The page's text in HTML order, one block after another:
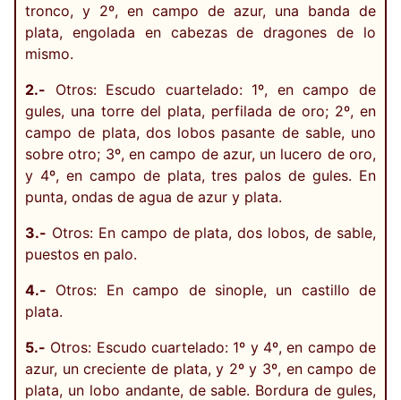
tronco, y 2º, en campo de azur, una banda de
plata, engolada en cabezas de dragones de lo
mismo.
2.- Otros: Escudo cuartelado: 1º, en campo de
gules, una torre del plata, perfilada de oro; 2º, en
campo de plata, dos lobos pasante de sable, uno
sobre otro; 3º, en campo de azur, un lucero de oro,
y 4º, en campo de plata, tres palos de gules. En
punta, ondas de agua de azur y plata.
3.- Otros: En campo de plata, dos lobos, de sable,
puestos en palo.
4.- Otros: En campo de sinople, un castillo de
plata.
5.- Otros: Escudo cuartelado: 1º y 4º, en campo de
azur, un creciente de plata, y 2º y 3º, en campo de
plata, un lobo andante, de sable. Bordura de gules,